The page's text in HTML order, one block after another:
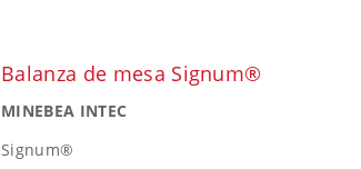
Balanza de mesa Signum®
MINEBEA INTEC
Signum®